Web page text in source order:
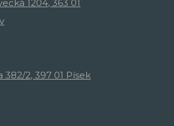
1204, 363 01
382/2, 397 01 Písek